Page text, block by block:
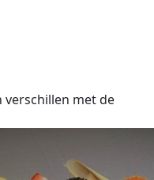
verschillen met de